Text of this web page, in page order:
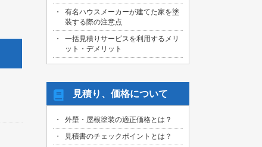
有名ハウスメーカーが建てた家を塗
装する際の注意点
一括見積りサービスを利用するメリ
ット・デメリット
見積り、価格について
外壁・屋根塗装の適正価格とは？
見積書のチェックポイントとは？